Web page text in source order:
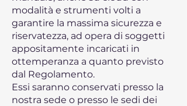
modalità e strumenti volti a
garantire la massima sicurezza e
riservatezza, ad opera di soggetti
appositamente incaricati in
ottemperanza a quanto previsto
dal Regolamento.
Essi saranno conservati presso la
nostra sede o presso le sedi dei